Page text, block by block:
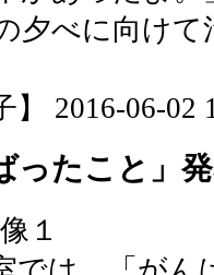
夕べに向け
】 2016-06-02
ったこと」